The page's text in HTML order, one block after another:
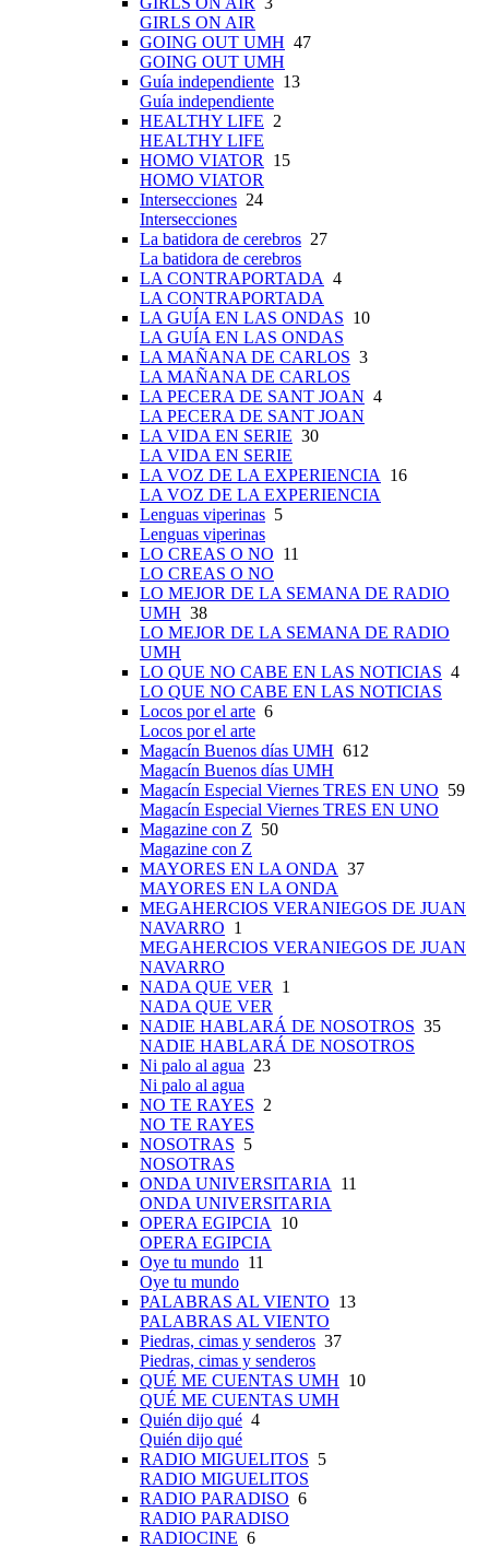
GIRLS ON AIR
GOING OUT UMH 47
GOING OUT UMH
Guía independiente 13
Guía independiente
HEALTHY LIFE 2
HEALTHY LIFE
HOMO VIATOR 15
HOMO VIATOR
Intersecciones 24
Intersecciones
La batidora de cerebros 27
La batidora de cerebros
LA CONTRAPORTADA 4
LA CONTRAPORTADA
LA GUÍA EN LAS ONDAS 10
LA GUÍA EN LAS ONDAS
LA MAÑANA DE CARLOS 3
LA MAÑANA DE CARLOS
LA PECERA DE SANT JOAN 4
LA PECERA DE SANT JOAN
LA VIDA EN SERIE 30
LA VIDA EN SERIE
LA VOZ DE LA EXPERIENCIA 16
LA VOZ DE LA EXPERIENCIA
Lenguas viperinas 5
Lenguas viperinas
LO CREAS O NO 11
LO CREAS O NO
LO MEJOR DE LA SEMANA DE RADIO
UMH 38
LO MEJOR DE LA SEMANA DE RADIO
UMH
LO QUE NO CABE EN LAS NOTICIAS 4
LO QUE NO CABE EN LAS NOTICIAS
Locos por el arte 6
Locos por el arte
Magacín Buenos días UMH 612
Magacín Buenos días UMH
Magacín Especial Viernes TRES EN UNO 59
Magacín Especial Viernes TRES EN UNO
Magazine con Z 50
Magazine con Z
MAYORES EN LA ONDA 37
MAYORES EN LA ONDA
MEGAHERCIOS VERANIEGOS DE JUAN
NAVARRO 1
MEGAHERCIOS VERANIEGOS DE JUAN
NAVARRO
NADA QUE VER 1
NADA QUE VER
NADIE HABLARÁ DE NOSOTROS 35
NADIE HABLARÁ DE NOSOTROS
Ni palo al agua 23
Ni palo al agua
NO TE RAYES 2
NO TE RAYES
NOSOTRAS 5
NOSOTRAS
ONDA UNIVERSITARIA 11
ONDA UNIVERSITARIA
OPERA EGIPCIA 10
OPERA EGIPCIA
Oye tu mundo 11
Oye tu mundo
PALABRAS AL VIENTO 13
PALABRAS AL VIENTO
Piedras, cimas y senderos 37
Piedras, cimas y senderos
QUÉ ME CUENTAS UMH 10
QUÉ ME CUENTAS UMH
Quién dijo qué 4
Quién dijo qué
RADIO MIGUELITOS 5
RADIO MIGUELITOS
RADIO PARADISO 6
RADIO PARADISO
RADIOCINE 6